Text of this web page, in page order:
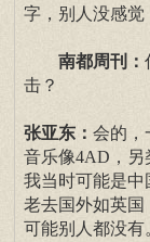
字，别人没感觉
南都周刊：
击？
张亚东： 会的，
音乐像4AD，另
我当时可能是中
老去国外如英国
可能别人都没